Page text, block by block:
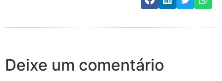
Deixe um comentário